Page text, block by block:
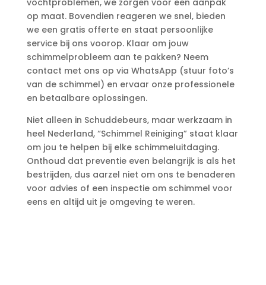
op maat.​ Bovendien reageren we snel, bieden
we een gratis offerte en staat persoonlijke
service bij ons voorop.​ Klaar om jouw
schimmelprobleem aan te pakken? Neem
contact met ons op via WhatsApp (stuur foto’s
van de schimmel) en ervaar onze professionele
en betaalbare oplossingen.​
Niet alleen in Schuddebeurs, maar werkzaam in
heel Nederland, “Schimmel Reiniging” staat klaar
om jou te helpen bij elke schimmeluitdaging.​
Onthoud dat preventie even belangrijk is als het
bestrijden, dus aarzel niet om ons te benaderen
voor advies of een inspectie om schimmel voor
eens en altijd uit je omgeving te weren.​